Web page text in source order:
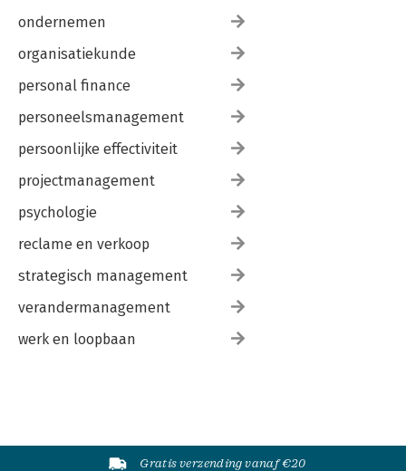
ondernemen
organisatiekunde
personal finance
personeelsmanagement
persoonlijke effectiviteit
projectmanagement
psychologie
reclame en verkoop
strategisch management
verandermanagement
werk en loopbaan
Gratis verzending vanaf €20